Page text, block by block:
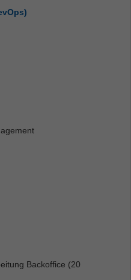
Backoffice (20